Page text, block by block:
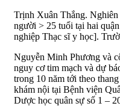
Trịnh Xuân Thắng.
người > 25 tuổi tại hai
nghiệp Thạc sĩ y học].
Nguyễn Minh Phương và
nguy cơ tim mạch và dự
trong 10 năm tới theo
khám nội tại Bệnh viện
Dược học quân sự số 1 –